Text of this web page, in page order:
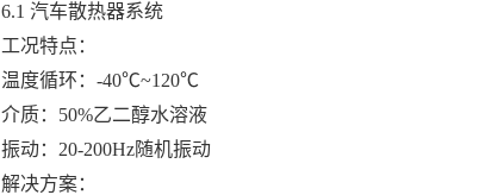
6.1 汽车散热器系统
工况特点：
温度循环：-40℃~120℃
介质：50%乙二醇水溶液
振动：20-200Hz随机振动
解决方案：